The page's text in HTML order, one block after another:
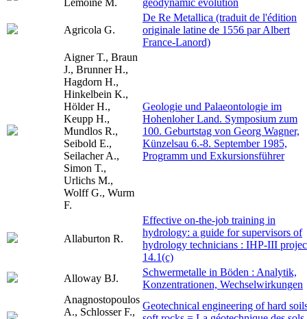
Agricola G.
De Re Metallica (traduit de l'édition
originale latine de 1556 par Albert
France-Lanord)
Aigner T., Braun
J., Brunner H.,
Hagdorn H.,
Hinkelbein K.,
Hölder H.,
Keupp H.,
Mundlos R.,
Seibold E.,
Seilacher A.,
Simon T.,
Urlichs M.,
Wolff G., Wurm
F.
Geologie und Palaeontologie im
Hohenloher Land. Symposium zum
100. Geburtstag von Georg Wagner,
Künzelsau 6.-8. September 1985,
Programm und Exkursionsführer
Allaburton R.
Effective on-the-job training in
hydrology: a guide for supervisors of
hydrology technicians : IHP-III
14.1(c)
Alloway BJ.
Schwermetalle in Böden : Analytik,
Konzentrationen, Wechselwirkungen
Anagnostopoulos
A., Schlosser F.,
Geotechnical engineering of hard